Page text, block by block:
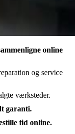
online
og service
værksteder.
garanti.
tid online.